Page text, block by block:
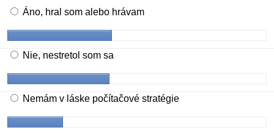
Áno, hral som alebo hrávam
Nie, nestretol som sa
Nemám v láske počítačové stratégie